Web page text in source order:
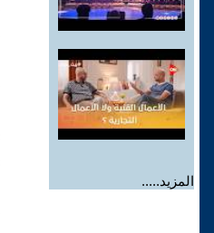
المزيد.....